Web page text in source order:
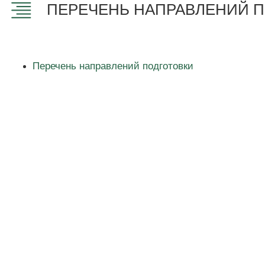
ПЕРЕЧЕНЬ НАПРАВЛЕНИЙ
Перечень направлений подготовки